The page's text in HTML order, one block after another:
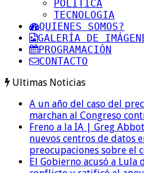
POLITICA
TECNOLOGIA
QUIENES SOMOS?
GALERÍA DE
PROGRAMACIÓN
CONTACTO
Ultimas Noticias
A un año del caso del
marchan al Congreso
Freno a la IA | Greg
nuevos centros de datos
preocupaciones sobre el
El Gobierno acusó a Lula